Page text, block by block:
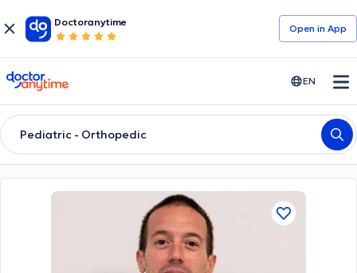
Doctoranytime
Open in Αpp
doctoranytime EN
Pediatric - Orthopedic